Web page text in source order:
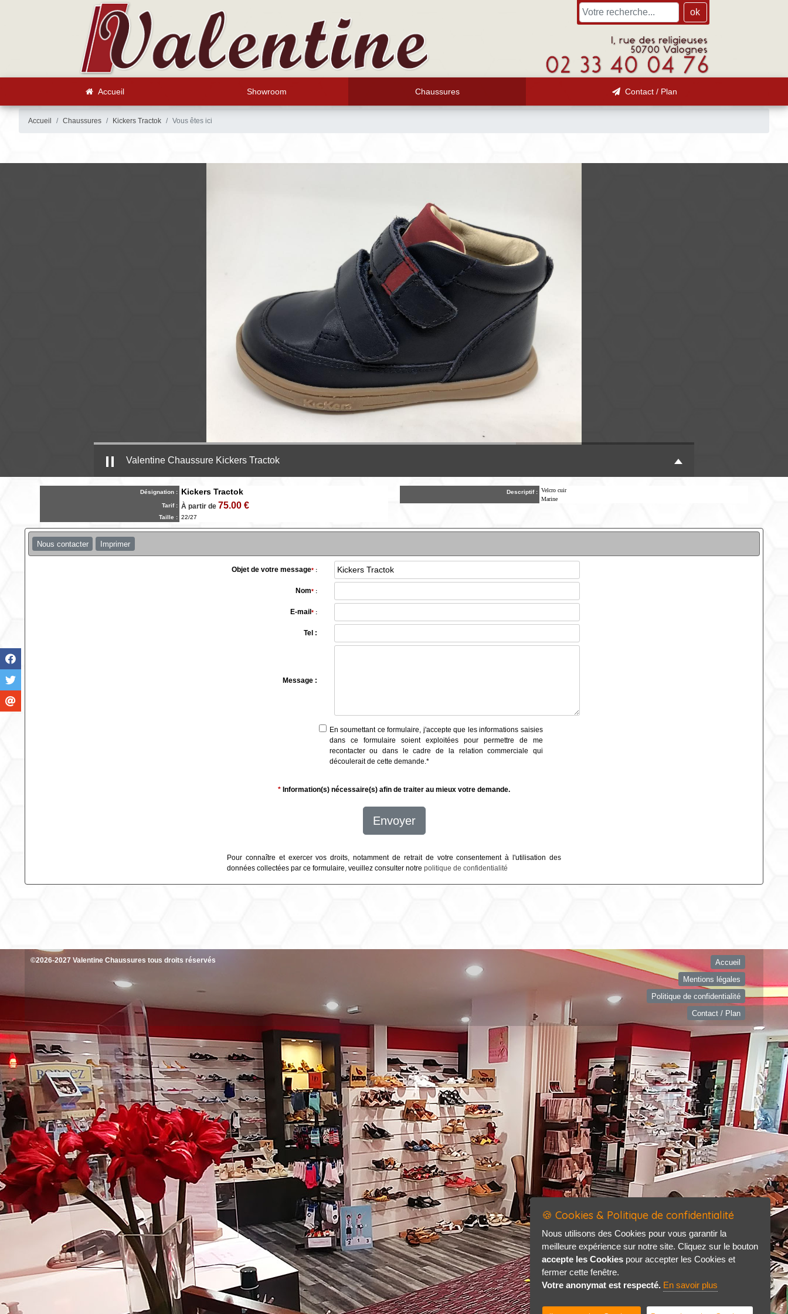
Accueil Showroom Chaussures Contact / Plan
ok
Accueil Chaussures Kickers Tractok Vous êtes ici
Valentine Chaussure Kickers Tractok
Désignation : Kickers Tractok
Tarif : À partir de 75.00 €
Taille : 22/27
Descriptif : Velcro cuir
Marine
Nous contacter Imprimer
Objet de votre message*:
Nom*:
E-mail *:
Tel :
Message :
En soumettant ce formulaire, j'accepte que les informations saisies
dans ce formulaire soient exploitées pour permettre de me
recontacter ou dans le cadre de la relation commerciale qui
découlerait de cette demande.*
* Information(s) nécessaire(s) afin de traiter au mieux votre demande.
Envoyer
Pour connaître et exercer vos droits, notamment de retrait de votre consentement à l'utilisation des
données collectées par ce formulaire, veuillez consulter notre politique de confidentialité
©2026-2027 Valentine Chaussures tous droits réservés
Accueil
Mentions légales
Politique de confidentialité
Contact / Plan
🍪 Cookies & Politique de confidentialité
Nous utilisons des Cookies pour vous garantir la
meilleure expérience sur notre site. Cliquez sur le bouton
accepte les Cookies pour accepter les Cookies et
fermer cette fenêtre.
Votre anonymat est respecté. En savoir plus